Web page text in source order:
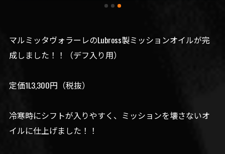
マルミッタヴォラーレのLubross製ミッションオイルが完
成しました！！（デフ入り用）
定価1L3,300円（税抜）
冷寒時にシフトが入りやすく、ミッションを壊さないオ
イルに仕上げました！！